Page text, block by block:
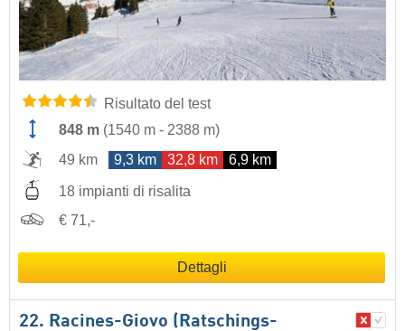
Risultato del test
848 m (1540 m - 2388 m)
49 km
9,3 km 32,8 km 6,9 km
18 impianti di risalita
€ 71,-
Dettagli
22. Racines-Giovo (Ratschings-